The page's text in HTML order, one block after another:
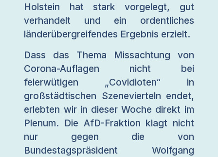
Holstein hat stark vorgelegt, gut
verhandelt und ein ordentliches
länderübergreifendes Ergebnis erzielt.
Dass das Thema Missachtung von
Corona-Auflagen nicht bei
feierwütigen „Covidioten“ in
großstädtischen Szenevierteln endet,
erlebten wir in dieser Woche direkt im
Plenum. Die AfD-Fraktion klagt nicht
nur gegen die von
Bundestagspräsident Wolfgang